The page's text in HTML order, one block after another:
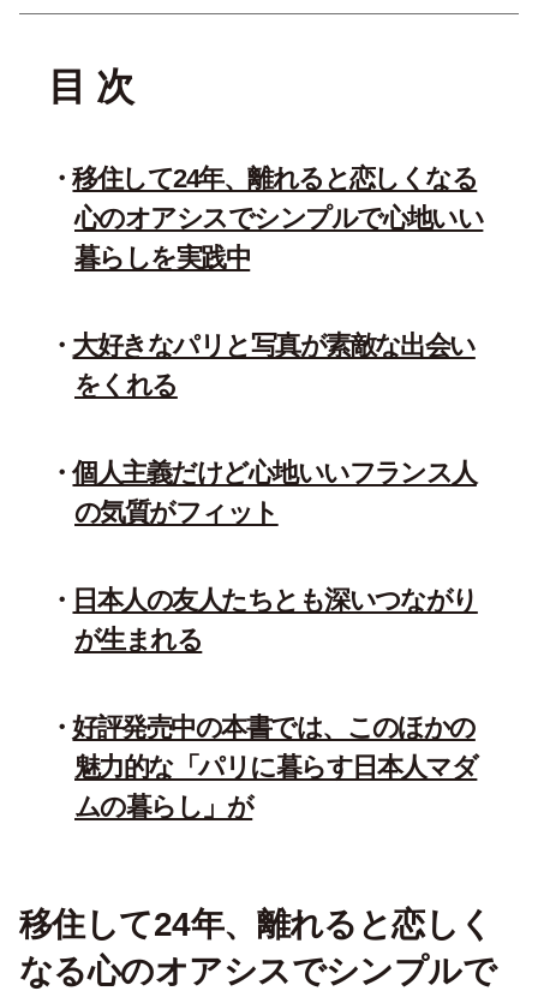
目 次
移住して24年、離れると恋しくなる
心のオアシスでシンプルで心地いい
暮らしを実践中
大好きなパリと写真が素敵な出会い
をくれる
個人主義だけど心地いいフランス人
の気質がフィット
日本人の友人たちとも深いつながり
が生まれる
好評発売中の本書では、このほかの
魅力的な「パリに暮らす日本人マダ
ムの暮らし」が
移住して24年、離れると恋しく
なる心のオアシスでシンプルで